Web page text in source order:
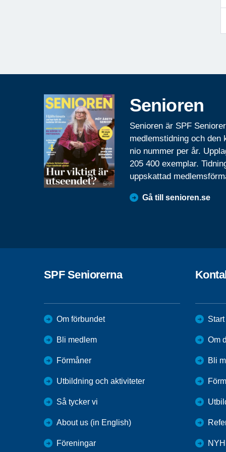
Senioren
Senioren är SPF
medlemstidning och den
nio nummer per år.
205 400 exemplar.
uppskattad
Gå till senioren.se
SPF Seniorerna
Om förbundet
Bli medlem
Förmåner
Utbildning och aktiviteter
Så tycker vi
About us (in English)
Föreningar
Start
Om
Bli